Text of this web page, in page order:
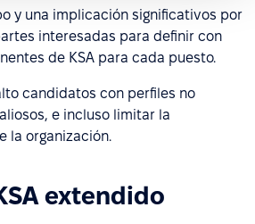
y una implicación significativos por
interesadas para definir con
de KSA para cada puesto.
candidatos con perfiles no
e incluso limitar la
la organización.
extendido